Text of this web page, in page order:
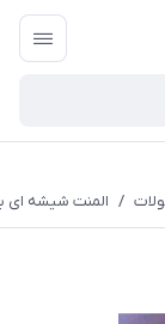
/ المنت شیشه ای